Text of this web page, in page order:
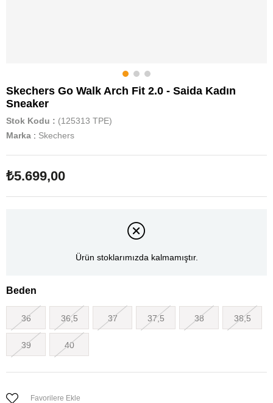
Skechers Go Walk Arch Fit 2.0 - Saida Kadın
Sneaker
Stok Kodu
(125313 TPE)
Marka : Skechers
₺5.699,00
Ürün stoklarımızda kalmamıştır.
Beden
36 36,5 37 37,5 38 38,5
39 40
Favorilere Ekle